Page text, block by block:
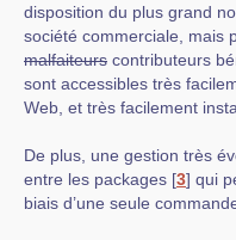
disposition du plus grand
société commerciale, mais
malfaiteurs contributeurs
sont accessibles très
Web, et très facilement
De plus, une gestion très
entre les packages [3] qui
biais d’une seule